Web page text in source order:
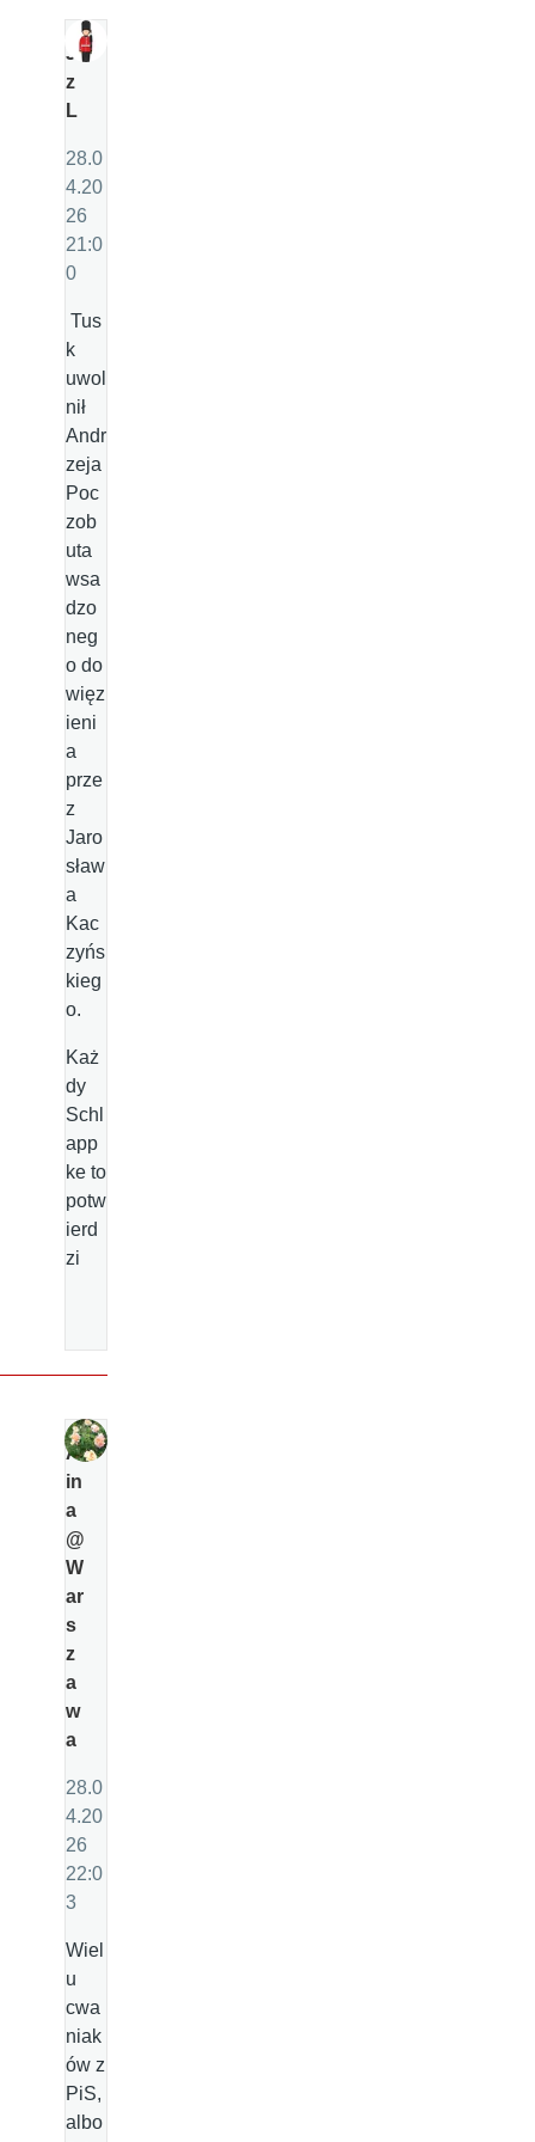
J
z
L
28.0
4.20
26
21:0
0
Tus
k
uwol
nił
Andr
zeja
Poc
zob
uta
wsa
dzo
neg
o do
więz
ieni
a
prze
z
Jaro
sław
a
Kac
zyńs
kieg
o.
Każ
dy
Schl
app
ke to
potw
ierd
zi
Al
in
a
@
W
ar
s
z
a
w
a
28.0
4.20
26
22:0
3
Wiel
u
cwa
niak
ów z
PiS,
albo